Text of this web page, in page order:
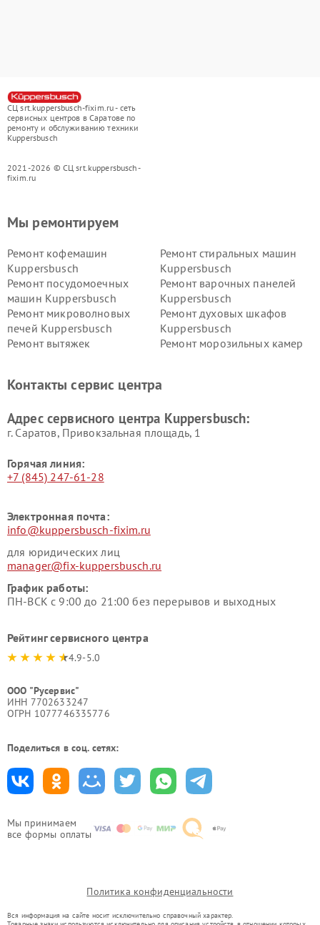
СЦ srt.kuppersbusch-fixim.ru - сеть
сервисных центров в Саратове по
ремонту и обслуживанию техники
Kuppersbusch
2021-2026 © СЦ srt.kuppersbusch-
fixim.ru
Мы принимаем
все формы оплаты
Мы ремонтируем
Ремонт кофемашин
Kuppersbusch
Ремонт стиральных машин
Kuppersbusch
Ремонт посудомоечных
машин Kuppersbusch
Ремонт варочных панелей
Kuppersbusch
Ремонт микроволновых
печей Kuppersbusch
Ремонт духовых шкафов
Kuppersbusch
Ремонт вытяжек
Ремонт морозильных камер
Kuppersbusch
вакуумных упаковщиков
Ремонт сушильных машин Kuppersbusch
Контакты сервис центра
Адрес сервисного центра Kuppersbusch:
г. Саратов, Привокзальная площадь, 1
Горячая линия:
+7 (845) 247-61-28
Электронная почта:
info@kuppersbusch-fixim.ru
для юридических лиц
manager@fix-kuppersbusch.ru
График работы:
ПН-ВСК с 9:00 до 21:00 без перерывов и выходных
Рейтинг сервисного центра
4.9-5.0
ООО "Русервис"
ИНН 7702633247
ОГРН 1077746335776
Поделиться в соц. сетях:
Политика конфиденциальности
Вся информация на сайте носит исключительно справочный характер.